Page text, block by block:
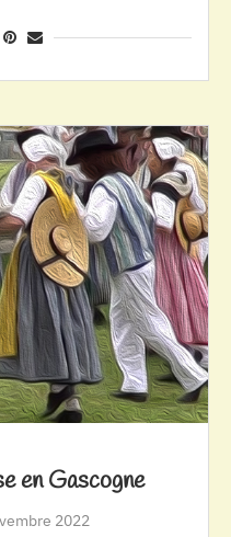
en Gascogne
2022